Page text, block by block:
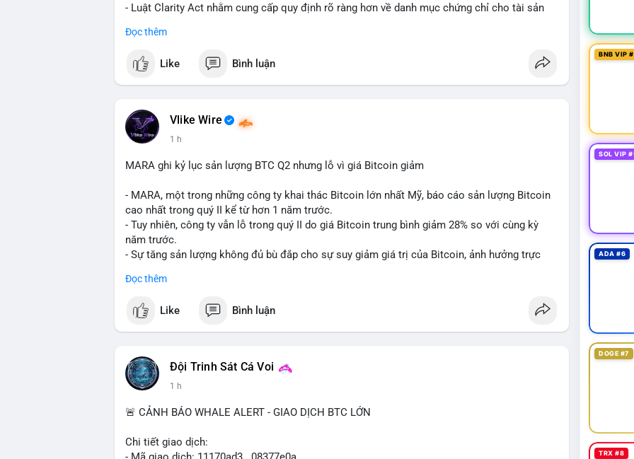
- Luật Clarity Act nhằm cung cấp quy định rõ ràng hơn về danh mục chứng chỉ cho tài sản
- Sự trì hoãn có thể ảnh hưởng đến sự tin tưởng của nhà đầu tư và phát triển thị trường
$btc $eth
#vlikevn
📰 Nguồn: CoinDesk
Đọc thêm
Like Bình luận
Vlike Wire
1 h
MARA ghi kỷ lục sản lượng BTC Q2 nhưng lỗ vì giá Bitcoin giảm
- MARA, một trong những công ty khai thác Bitcoin lớn nhất Mỹ, báo cáo sản lượng Bitcoin
cao nhất trong quý II kể từ hơn 1 năm trước.
- Tuy nhiên, công ty vẫn lỗ trong quý II do giá Bitcoin trung bình giảm 28% so với cùng kỳ
năm trước.
- Sự tăng sản lượng không đủ bù đắp cho sự suy giảm giá trị của Bitcoin, ảnh hưởng trực
#vlikevn #titanbot
📰 Nguồn: Cointelegraph
Đọc thêm
Like Bình luận
Đội Trinh Sát Cá Voi
1 h
🚨 CẢNH BÁO WHALE ALERT - GIAO DỊCH BTC LỚN
Chi tiết giao dịch:
BNB VIP
SOL VIP
ADA #6
DOGE #7
TRX #8